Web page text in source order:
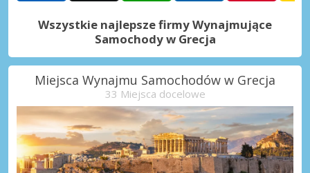
Wszystkie najlepsze firmy Wynajmujące
Samochody w Grecja
Miejsca Wynajmu Samochodów w Grecja
33 Miejsca docelowe